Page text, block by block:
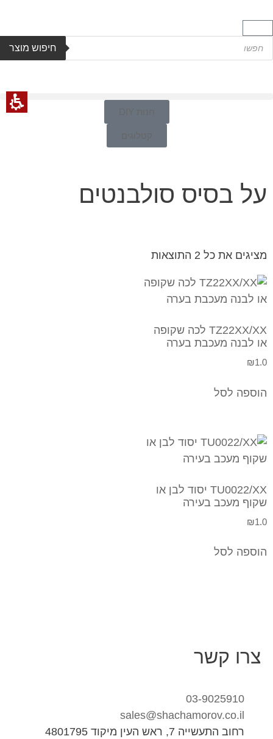
חיפוש מוצר
חנות DIY
קטלוגים
על בסיס סולבנטים
מציגים את כל ⁦2⁩ התוצאות
TZ22XX/XX לכה שקופה
או לבנה מעכבת בערה
₪1.0
הוספה לסל
TU0022/XX יסוד לבן או
שקוף מעכב בעירה
₪1.0
הוספה לסל
צרו קשר
03-9025910
sales@shachamorov.co.il
רחוב התעשייה 7, ראש העין מיקוד 4801795